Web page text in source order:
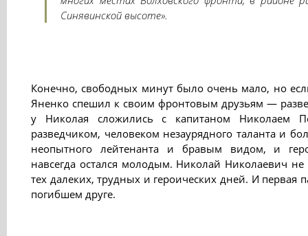
Синявинской высоте».
Конечно, свободных минут было очень мало, но
Яненко спешил к своим фронтовым друзьям —
у Николая сложились с капитаном Николаем
разведчиком, человеком незаурядного таланта и
неопытного лейтенанта и бравым видом, и
навсегда остался молодым. Николай Николаевич
тех далеких, трудных и героических дней. И первая
погибшем друге.